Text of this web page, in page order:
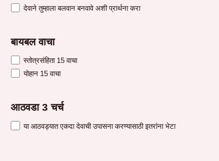
देवाने तुम्हाला बलवान बनवावे अशी प्रार्थना करा
बायबल वाचा
स्तोत्रसंहिता 15 वाचा
योहान 15 वाचा
आठवडा 3 चर्च
या आठवड्यात एकदा देवाची उपासना करण्यासाठी इतरांना भेटा